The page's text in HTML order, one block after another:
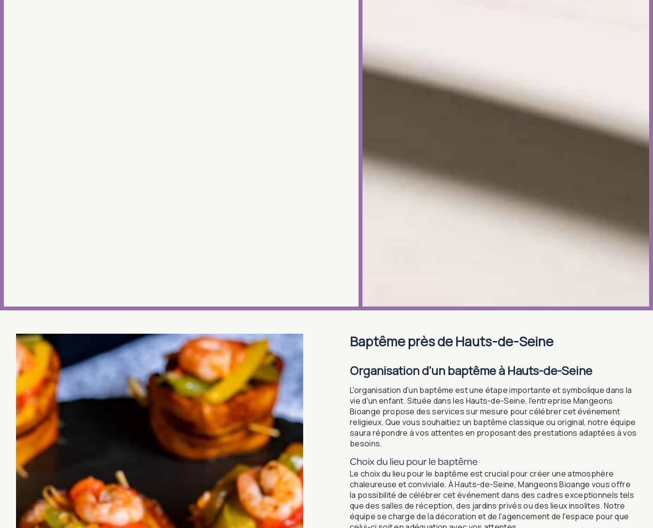
baptême près de Hauts-de-Seine
Organisation d'un baptême à Hauts-de-Seine
L'organisation d'un baptême est une étape importante et symbolique dans la
vie d'un enfant. Située dans les Hauts-de-Seine, l'entreprise Mangeons
Bioange propose des services sur mesure pour célébrer cet événement
religieux. Que vous souhaitiez un baptême classique ou original, notre équipe
saura répondre à vos attentes en proposant des prestations adaptées à vos
besoins.
Choix du lieu pour le baptême
Le choix du lieu pour le baptême est crucial pour créer une atmosphère
chaleureuse et conviviale. À Hauts-de-Seine, Mangeons Bioange vous offre
la possibilité de célébrer cet événement dans des cadres exceptionnels tels
que des salles de réception, des jardins privés ou des lieux insolites. Notre
équipe se charge de la décoration et de l'agencement de l'espace pour que